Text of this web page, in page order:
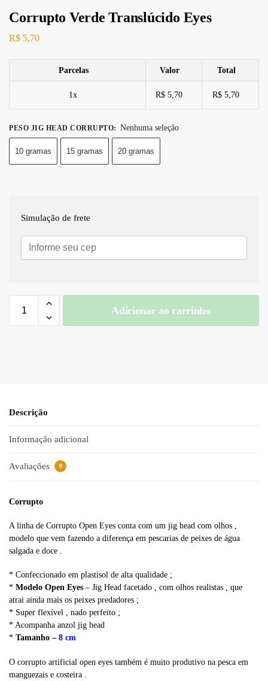
Corrupto Verde Translúcido Eyes
R$ 5,70
Parcelas Valor Total
1x R$ 5,70 R$ 5,70
PESO JIG HEAD CORRUPTO: Nenhuma seleção
10 gramas 15 gramas 20 gramas
Simulação de frete
Adicionar ao carrinho
a
i
e
Descrição
Informação adicional
Avaliações 0
Corrupto
A linha de Corrupto Open Eyes conta com um jig head com olhos ,
modelo que vem fazendo a diferença em pescarias de peixes de água
salgada e doce .
* Confeccionado em plastisol de alta qualidade ;
* Modelo Open Eyes – Jig Head facetado , com olhos realistas , que
atrai ainda mais os peixes predadores ;
* Super flexível , nado perfeito ;
* Acompanha anzol jig head
* Tamanho – 8 cm
O corrupto artificial open eyes também é muito produtivo na pesca em
manguezais e costeira .